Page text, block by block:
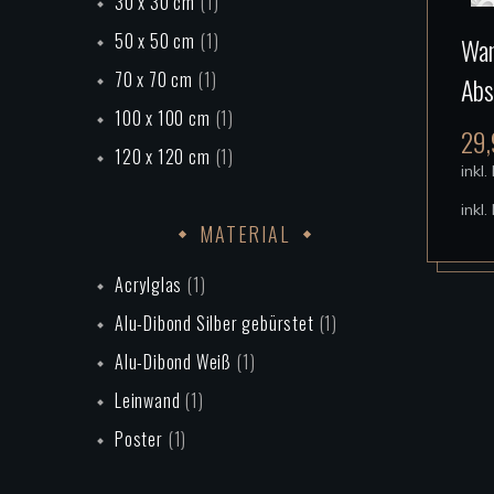
inkl.
inkl.
50 x 50 cm (1)
70 x 70 cm (1)
100 x 100 cm (1)
120 x 120 cm (1)
MATERIAL
Acrylglas (1)
Alu-Dibond Silber gebürstet (1)
Alu-Dibond Weiß (1)
Leinwand (1)
Poster (1)